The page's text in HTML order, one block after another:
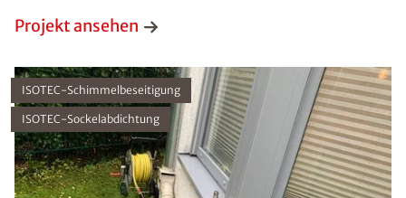
Projekt ansehen
ISOTEC-Schimmelbeseitigung
ISOTEC-Sockelabdichtung